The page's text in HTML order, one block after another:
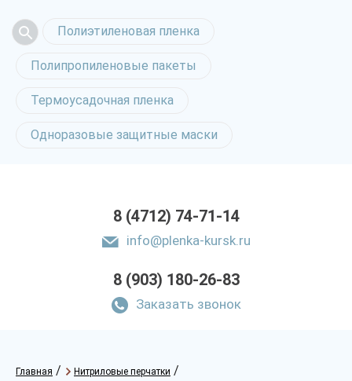
Полиэтиленовая пленка
Полипропиленовые пакеты
Термоусадочная пленка
Одноразовые защитные маски
8 (4712) 74-71-14
info@plenka-kursk.ru
8 (903) 180-26-83
Заказать звонок
Главная / Нитриловые перчатки /